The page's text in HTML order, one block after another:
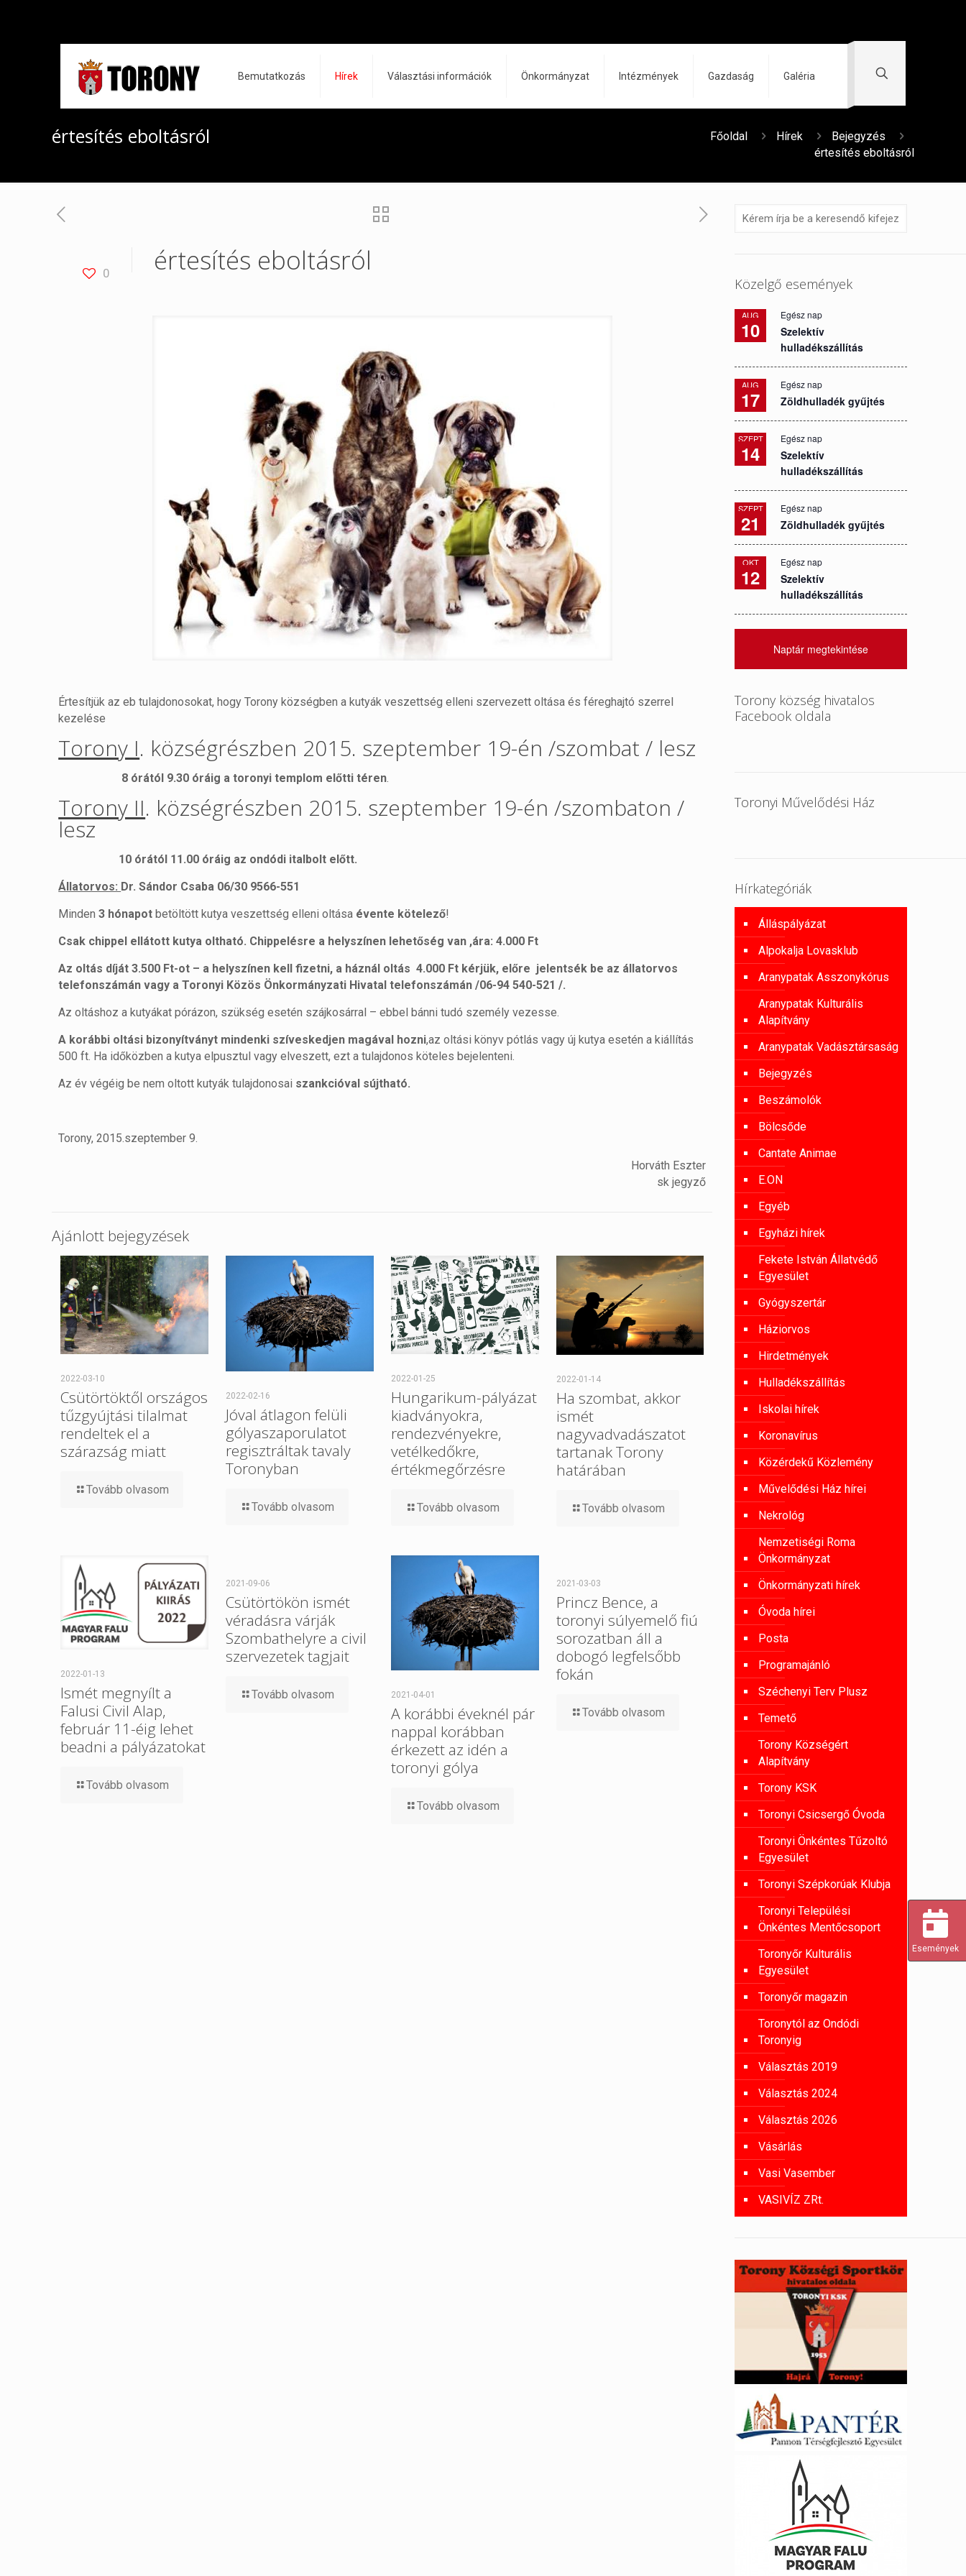
Bemutatkozás Hírek Választási információk Önkormányzat Intézmények Gazdaság Galéria
értesítés eboltásról Főoldal Hírek
Bejegyzés
értesítés eboltásról
0 értesítés eboltásról
Értesítjük az eb tulajdonosokat, hogy Torony községben a kutyák veszettség elleni szervezett oltása és féreghajtó szerrel
kezelése
Torony I. községrészben 2015. szeptember 19-én /szombat / lesz
8 órától 9.30 óráig a toronyi templom előtti téren.
Torony II. községrészben 2015. szeptember 19-én /szombaton /
lesz
10 órától 11.00 óráig az ondódi italbolt előtt.
Állatorvos: Dr. Sándor Csaba 06/30 9566-551
Minden3 hónapot betöltött kutya veszettség elleni oltása évente kötelező!
Csak chippel ellátott kutya oltható. Chippelésre a helyszínen lehetőség van ,ára: 4.000 Ft
Az oltás díját 3.500 Ft-ot – a helyszínen kell fizetni, a háznál oltás 4.000 Ft kérjük, előre jelentsék be az állatorvos
telefonszámán vagy a Toronyi Közös Önkormányzati Hivatal telefonszámán /06-94 540-521 /.
Az oltáshoz a kutyákat pórázon, szükség esetén szájkosárral – ebbel bánni tudó személy vezesse.
A korábbi oltási bizonyítványt mindenki szíveskedjen magával hozni,az oltási könyv pótlás vagy új kutya esetén a kiállítás
500 ft. Ha időközben a kutya elpusztul vagy elveszett, ezt a tulajdonos köteles bejelenteni.
Az év végéig be nem oltott kutyák tulajdonosai szankcióval sújtható.
Torony, 2015.szeptember 9.
Horváth Eszter
sk jegyző
Ajánlott bejegyzések
2022-03-10
Csütörtöktől országos
tűzgyújtási tilalmat
rendeltek el a
szárazság miatt
Tovább olvasom
2022-02-16
Jóval átlagon felüli
gólyaszaporulatot
regisztráltak tavaly
Toronyban
Tovább olvasom
2022-01-25
Hungarikum-pályázat
kiadványokra,
rendezvényekre,
vetélkedőkre,
értékmegőrzésre
Tovább olvasom
2022-01-14
Ha szombat, akkor
ismét
nagyvadvadászatot
tartanak Torony
határában
Tovább olvasom
2022-01-13
Ismét megnyílt a
Falusi Civil Alap,
február 11-éig lehet
beadni a pályázatokat
Tovább olvasom
2021-09-06
Csütörtökön ismét
véradásra várják
Szombathelyre a civil
szervezetek tagjait
Tovább olvasom 2021-04-01
A korábbi éveknél pár
nappal korábban
érkezett az idén a
toronyi gólya
Tovább olvasom
2021-03-03
Princz Bence, a
toronyi súlyemelő fiú
sorozatban áll a
dobogó legfelsőbb
fokán
Tovább olvasom
Közelgő események
AUG
10
Egész nap
Szelektív
hulladékszállítás
AUG
17
Egész nap
Zöldhulladék gyűjtés
SZEPT
14
Egész nap
Szelektív
hulladékszállítás
SZEPT
21
Egész nap
Zöldhulladék gyűjtés
OKT
12
Egész nap
Szelektív
hulladékszállítás
Naptár megtekintése
Torony község hivatalos
Facebook oldala
Toronyi Művelődési Ház
Hírkategóriák
Álláspályázat
Alpokalja Lovasklub
Aranypatak Asszonykórus
Aranypatak Kulturális
Alapítvány
Aranypatak Vadásztársaság
Bejegyzés
Beszámolók
Bölcsőde
Cantate Animae
E.ON
Egyéb
Egyházi hírek
Fekete István Állatvédő
Egyesület
Gyógyszertár
Háziorvos
Hirdetmények
Hulladékszállítás
Iskolai hírek
Koronavírus
Közérdekű Közlemény
Művelődési Ház hírei
Nekrológ
Nemzetiségi Roma
Önkormányzat
Önkormányzati hírek
Óvoda hírei
Posta
Programajánló
Széchenyi Terv Plusz
Temető
Torony Községért
Alapítvány
Torony KSK
Toronyi Csicsergő Óvoda
Toronyi Önkéntes Tűzoltó
Egyesület
Toronyi Szépkorúak Klubja
Toronyi Települési
Önkéntes Mentőcsoport
Toronyőr Kulturális
Egyesület
Toronyőr magazin
Toronytól az Ondódi
Toronyig
Választás 2019
Választás 2024
Választás 2026
Vásárlás
Vasi Vasember
VASIVÍZ ZRt.
Események